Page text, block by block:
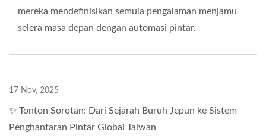
mereka mendefinisikan semula pengalaman menjamu
selera masa depan dengan automasi pintar.
17 Nov, 2025
✨ Tonton Sorotan: Dari Sejarah Buruh Jepun ke Sistem
Penghantaran Pintar Global Taiwan